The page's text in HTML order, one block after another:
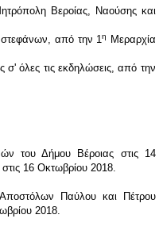
Βεροίας, Ναούσης και
στεφάνων, από την 1η
Μεραρχία
όλες τις εκδηλώσεις, από την
του Δήμου Βέροιας στις 14
16 Οκτωβρίου 2018.
Παύλου και Πέτρου
2018.